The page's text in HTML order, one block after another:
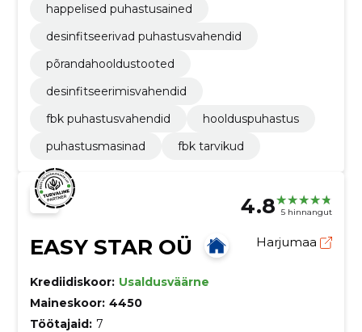
happelised puhastusained
desinfitseerivad puhastusvahendid
põrandahooldustooted
desinfitseerimisvahendid
fbk puhastusvahendid
hoolduspuhastus
puhastusmasinad
fbk tarvikud
4.8 5 hinnangut
EASY STAR OÜ Harjumaa
Krediidiskoor: Usaldusväärne
Maineskoor: 4450
Töötajaid: 7